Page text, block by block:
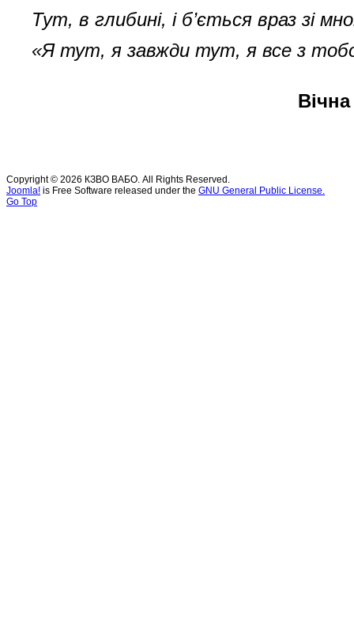
Тут, в глибині, і б’ється враз зі
«Я тут, я завжди тут, я все з
Copyright © 2026 КЗВО ВАБО. All Rights Reserved.
Joomla! is Free Software released under the GNU General Public License.
Go Top